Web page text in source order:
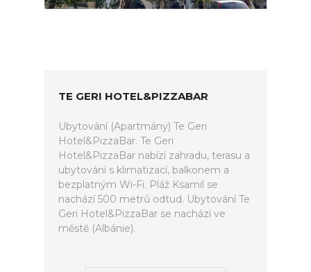
TE GERI HOTEL&PIZZABAR
Ubytování (Apartmány) Te Geri
Hotel&PizzaBar. Te Geri
Hotel&PizzaBar nabízí zahradu, terasu a
ubytování s klimatizací, balkonem a
bezplatným Wi-Fi. Pláž Ksamil se
nachází 500 metrů odtud. Ubytování Te
Geri Hotel&PizzaBar se nachází ve
městě (Albánie).